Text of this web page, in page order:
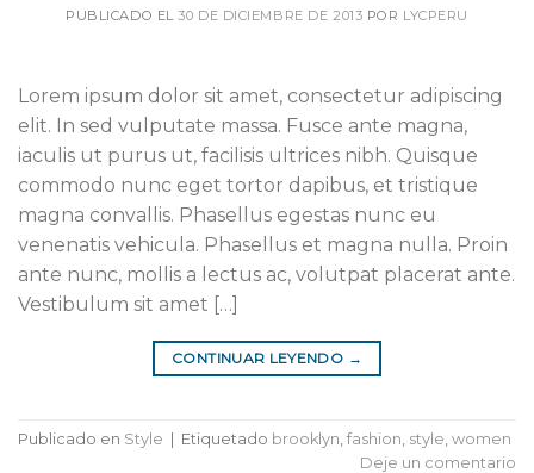
PUBLICADO EL30 DE DICIEMBRE DE 2013 POR LYCPERU
Lorem ipsum dolor sit amet, consectetur adipiscing
elit. In sed vulputate massa. Fusce ante magna,
iaculis ut purus ut, facilisis ultrices nibh. Quisque
commodo nunc eget tortor dapibus, et tristique
magna convallis. Phasellus egestas nunc eu
venenatis vehicula. Phasellus et magna nulla. Proin
ante nunc, mollis a lectus ac, volutpat placerat ante.
Vestibulum sit amet […]
CONTINUAR LEYENDO →
Publicado en Style Etiquetado brooklyn fashion style women
Deje un comentario